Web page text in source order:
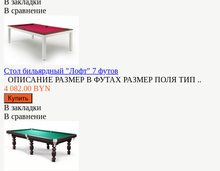
В закладки
В сравнение
Стол бильярдный "Лофт" 7 футов
ОПИСАНИЕ РАЗМЕР В ФУТАХ РАЗМЕР ПОЛЯ ТИП ..
4 082.00 BYN
В закладки
В сравнение